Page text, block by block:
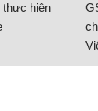
hiện